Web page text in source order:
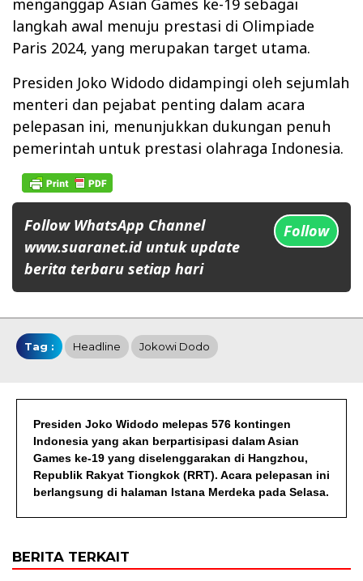
menganggap Asian Games ke-19 sebagai
langkah awal menuju prestasi di Olimpiade
Paris 2024, yang merupakan target utama.
Presiden Joko Widodo didampingi oleh sejumlah
menteri dan pejabat penting dalam acara
pelepasan ini, menunjukkan dukungan penuh
pemerintah untuk prestasi olahraga Indonesia.
Follow WhatsApp Channel
www.suaranet.id untuk update
berita terbaru setiap hari
Follow
Tag : Headline Jokowi Dodo
Presiden Joko Widodo melepas 576 kontingen
Indonesia yang akan berpartisipasi dalam Asian
Games ke-19 yang diselenggarakan di Hangzhou,
Republik Rakyat Tiongkok (RRT). Acara pelepasan ini
berlangsung di halaman Istana Merdeka pada Selasa.
BERITA TERKAIT